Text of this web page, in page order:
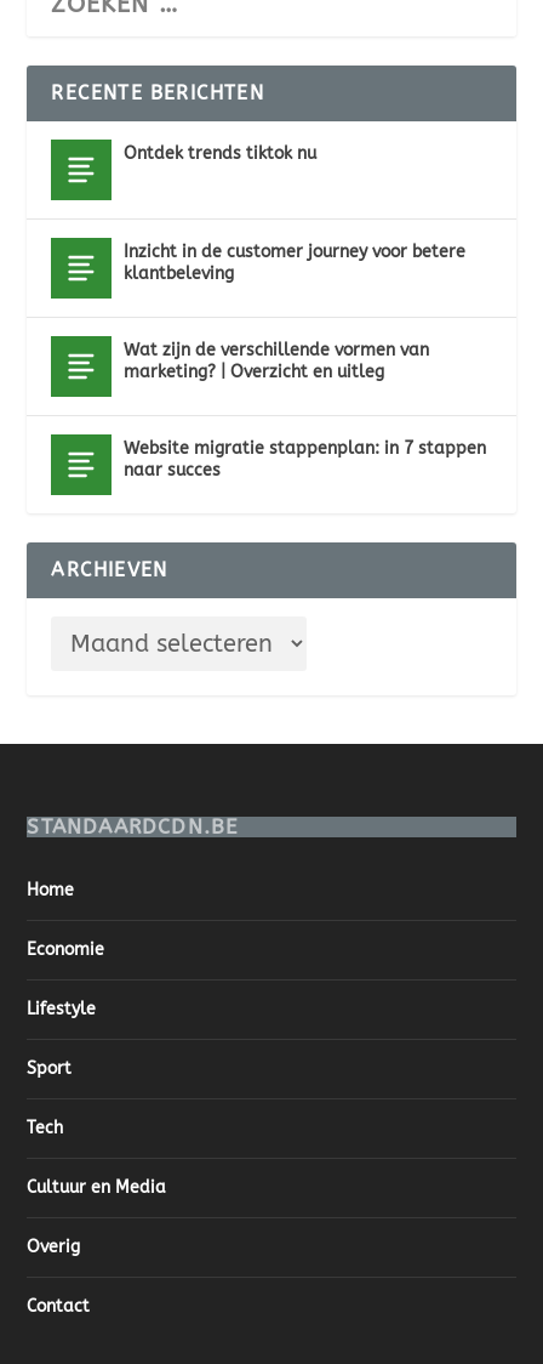
RECENTE BERICHTEN
Ontdek trends tiktok nu
Inzicht in de customer journey voor betere
klantbeleving
Wat zijn de verschillende vormen van
marketing? | Overzicht en uitleg
Website migratie stappenplan: in 7 stappen
naar succes
ARCHIEVEN
STANDAARDCDN.BE
Home
Economie
Lifestyle
Sport
Tech
Cultuur en Media
Overig
Contact